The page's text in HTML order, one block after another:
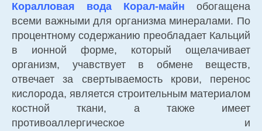
Коралловая вода Корал-майн обогащена
всеми важными для организма минералами. По
процентному содержанию преобладает Кальций
в ионной форме, который ощелачивает
организм, учавствует в обмене веществ,
отвечает за свертываемость крови, перенос
кислорода, является строительным материалом
костной ткани, а также имеет
противоаллергическое и